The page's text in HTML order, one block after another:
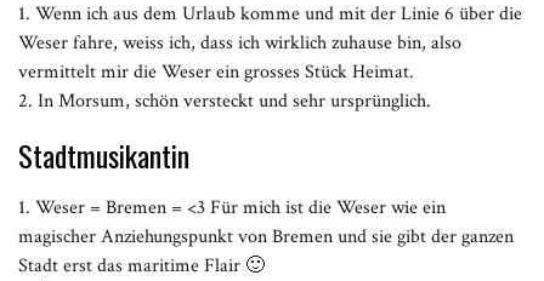
1. Wenn ich aus dem Urlaub komme und mit der Linie 6 über die
Weser fahre, weiss ich, dass ich wirklich zuhause bin, also
vermittelt mir die Weser ein grosses Stück Heimat.
2. In Morsum, schön versteckt und sehr ursprünglich.
Stadtmusikantin
1. Weser = Bremen = <3 Für mich ist die Weser wie ein
magischer Anziehungspunkt von Bremen und sie gibt der ganzen
Stadt erst das maritime Flair 🙂